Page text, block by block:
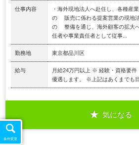
仕事内容
・海外現地法人へ赴任し、各種産
の 販売に係わる提案営業の現地
の 整備を通じ、海外顧客の拡大
任者や事業責任者として従事...
勤務地 東京都品川区
給与
月給24万円以上 ※ 経験・資格要件
優遇します。 ※上記はあくまでも目
気になる
条件変更